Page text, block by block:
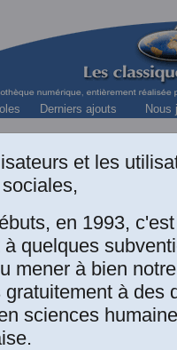
Derniers ajouts Nous
et les
en 1993,
quelques
mener à bien
gratuitement à des
sciences